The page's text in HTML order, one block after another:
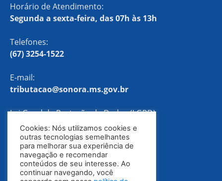
Horário de Atendimento:
Segunda a sexta-feira, das 07h às 13h
Telefones:
(67) 3254-1522
E-mail:
tributacao@sonora.ms.gov.br
Lei Geral de Proteção de Dados (LGPD)
Política de Privacidade
Cookies: Nós utilizamos cookies e
outras tecnologias semelhantes
para melhorar sua experiência de
navegação e recomendar
conteúdos de seu interesse. Ao
continuar navegando, você